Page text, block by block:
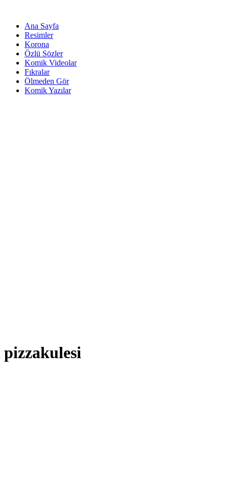
Ana Sayfa
Resimler
Korona
Özlü Sözler
Komik Videolar
Fıkralar
Ölmeden Gör
Komik Yazılar
pizzakulesi